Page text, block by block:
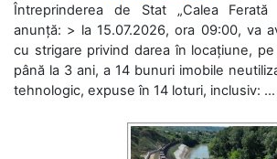
Întreprinderea de Stat „Calea Ferată
anunță: > la 15.07.2026, ora 09:00, va
cu strigare privind darea în locațiune,
până la 3 ani, a 14 bunuri imobile
tehnologic, expuse în 14 loturi, inclusiv: ...